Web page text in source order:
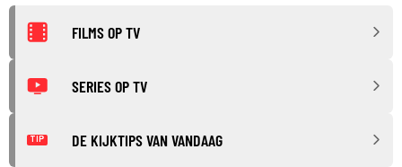
FILMS OP TV
SERIES OP TV
TIP DE KIJKTIPS VAN VANDAAG